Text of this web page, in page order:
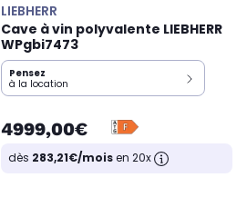
LIEBHERR
Cave à vin polyvalente LIEBHERR
WPgbi7473
Pensez
à la location
4999,00€
dès 283,21€/moisen 20x